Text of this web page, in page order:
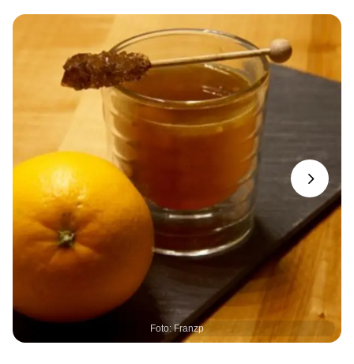
Foto: Franzp
Next